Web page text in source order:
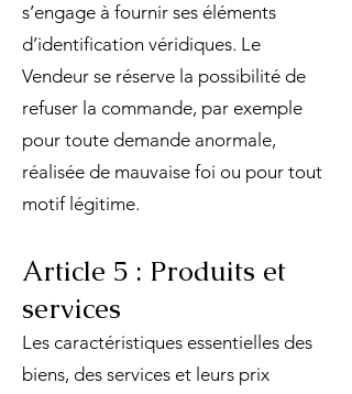
s’engage à fournir ses éléments
d’identification véridiques. Le
Vendeur se réserve la possibilité de
refuser la commande, par exemple
pour toute demande anormale,
réalisée de mauvaise foi ou pour tout
motif légitime.
Article 5 : Produits et
services
Les caractéristiques essentielles des
biens, des services et leurs prix